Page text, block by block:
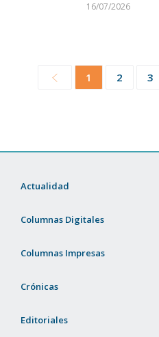
16/07/2026
1 2 3
Actualidad
Columnas Digitales
Columnas Impresas
Crónicas
Editoriales